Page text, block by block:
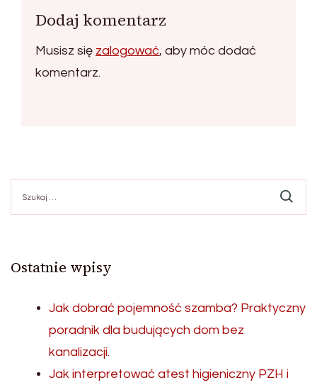
Dodaj komentarz
Musisz się zalogować, aby móc dodać
komentarz.
Ostatnie wpisy
Jak dobrać pojemność szamba? Praktyczny
poradnik dla budujących dom bez
kanalizacji.
Jak interpretować atest higieniczny PZH i